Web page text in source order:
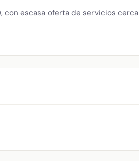
con escasa oferta de servicios cerca